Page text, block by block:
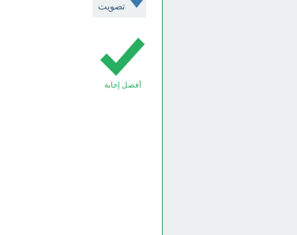
تصويت
أفضل إجابة